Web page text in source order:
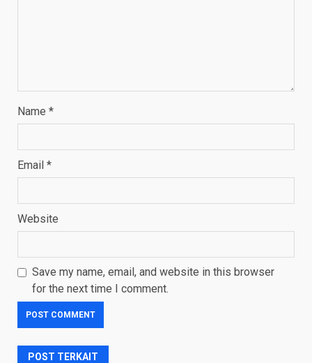
Name *
Email *
Website
Save my name, email, and website in this browser
for the next time I comment.
POST TERKAIT